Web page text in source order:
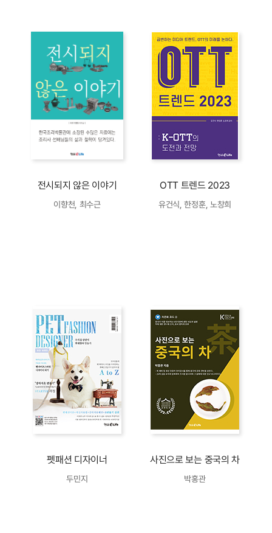
전시되지 않은 이야기
이향천, 최수근
OTT 트렌드 2023
유건식, 한정훈, 노창희
펫패션 디자이너
두민지
사진으로 보는 중국의 차
박홍관